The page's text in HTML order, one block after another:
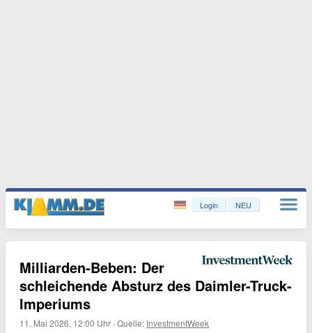
Login NEU
Milliarden-Beben: Der
schleichende Absturz des Daimler-Truck-
Imperiums
11. Mai 2026, 12:00 Uhr ·Quelle: InvestmentWeek